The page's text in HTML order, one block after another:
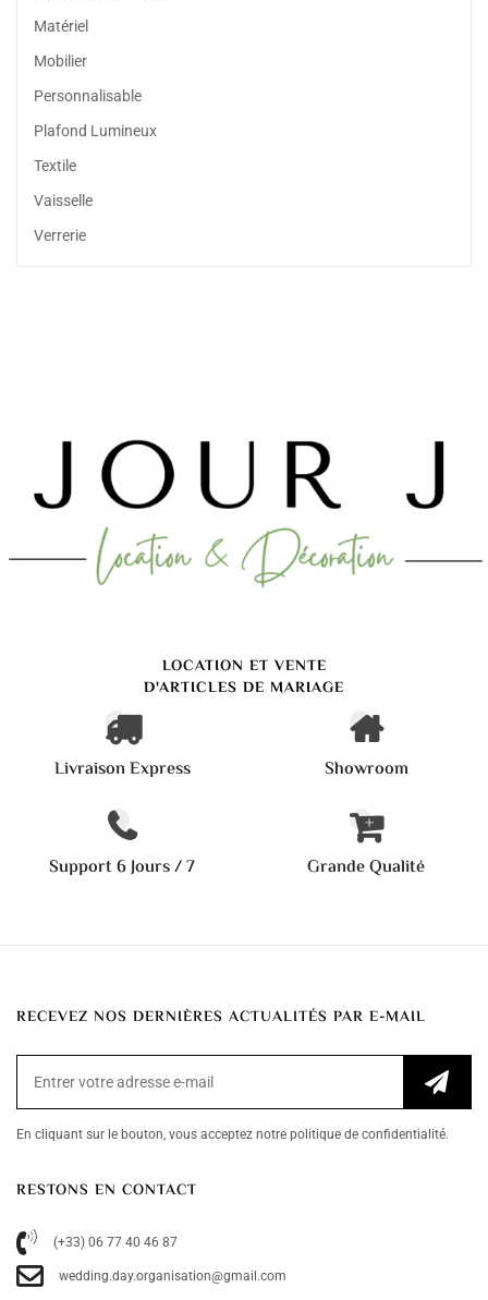
Matériel
Mobilier
Personnalisable
Plafond Lumineux
Textile
Vaisselle
Verrerie
LOCATION ET VENTE
D'ARTICLES DE MARIAGE
Livraison Express Showroom
Support 6 Jours / 7 Grande Qualité
RECEVEZ NOS DERNIÈRES ACTUALITÉS PAR E-MAIL
En cliquant sur le bouton, vous acceptez notre politique de confidentialité.
RESTONS EN CONTACT
(+33) 06 77 40 46 87
wedding.day.organisation@gmail.com